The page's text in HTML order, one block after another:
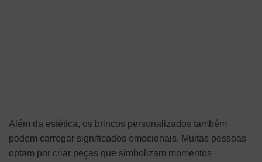
Além da estética, os brincos personalizados também
podem carregar significados emocionais. Muitas pessoas
optam por criar peças que simbolizam momentos